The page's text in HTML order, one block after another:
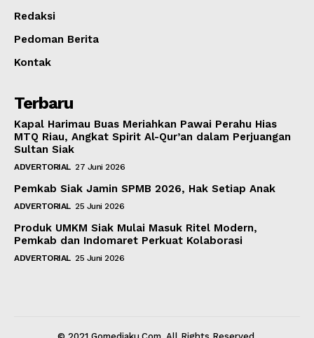
Redaksi
Pedoman Berita
Kontak
Terbaru
Kapal Harimau Buas Meriahkan Pawai Perahu Hias
MTQ Riau, Angkat Spirit Al-Qur’an dalam Perjuangan
Sultan Siak
ADVERTORIAL 27 Juni 2026
Pemkab Siak Jamin SPMB 2026, Hak Setiap Anak
ADVERTORIAL 25 Juni 2026
Produk UMKM Siak Mulai Masuk Ritel Modern,
Pemkab dan Indomaret Perkuat Kolaborasi
ADVERTORIAL 25 Juni 2026